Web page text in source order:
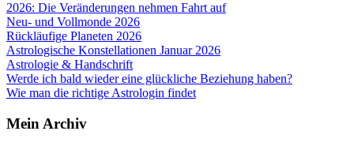
2026: Die Veränderungen nehmen Fahrt auf
Neu- und Vollmonde 2026
Rückläufige Planeten 2026
Astrologische Konstellationen Januar 2026
Astrologie & Handschrift
Werde ich bald wieder eine glückliche Beziehung haben?
Wie man die richtige Astrologin findet
Mein Archiv